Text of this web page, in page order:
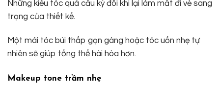
Những kiểu tóc quá cầu kỳ đôi khi lại làm mất đi vẻ sang
trọng của thiết kế.
Một mái tóc búi thấp gọn gàng hoặc tóc uốn nhẹ tự
nhiên sẽ giúp tổng thể hài hòa hơn.
Makeup tone trầm nhẹ